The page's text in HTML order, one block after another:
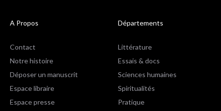
A Propos
Contact
Notre histoire
Déposer un manuscrit
Espace libraire
Espace presse
Départements
Littérature
Essais & docs
Sciences humaines
Spiritualités
Pratique